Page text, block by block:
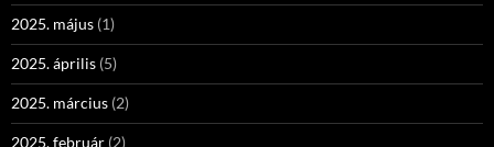
2025. május (1)
2025. április (5)
2025. március (2)
2025. február (2)